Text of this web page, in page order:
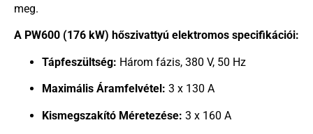
meg.
A PW600 (176 kW) hőszivattyú elektromos specifikációi:
Tápfeszültség: Három fázis, 380 V, 50 Hz
Maximális Áramfelvétel: 3 x 130 A
Kismegszakító Méretezése: 3 x 160 A